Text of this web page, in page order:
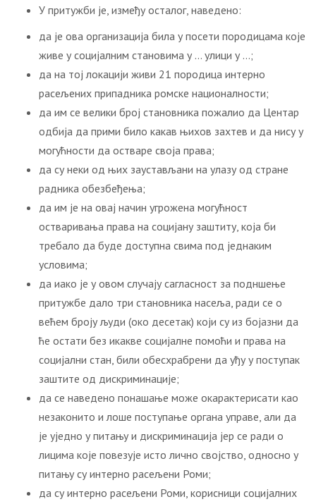
У притужби је, између осталог, наведено:
да је ова организација била у посети породицама које
живе у социјалним становима у … улици у …;
да на тој локацији живи 21 породица интерно
расељених припадника ромске националности;
да им се велики број становника пожалио да Центар
одбија да прими било какав њихов захтев и да нису у
могућности да остваре своја права;
да су неки од њих заустављани на улазу од стране
радника обезбеђења;
да им је на овај начин угрожена могућност
остваривања права на социјану заштиту, која би
требало да буде доступна свима под једнаким
условима;
да иако је у овом случају сагласност за подншење
притужбе дало три становника насеља, ради се о
већем броју људи (око десетак) који су из бојазни да
ће остати без икакве социјалне помоћи и права на
социјални стан, били обесхрабрени да уђу у поступак
заштите од дискриминације;
да се наведено понашање може окарактерисати као
незаконито и лоше поступање органа управе, али да
је уједно у питању и дискриминација јер се ради о
лицима које повезује исто лично својство, односно у
питању су интерно расељени Роми;
да су интерно расељени Роми, корисници социјалних